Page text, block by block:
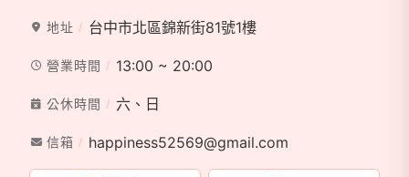
地址 台中市北區錦新街81號1樓
營業時間 13:00 ~ 20:00
公休時間 六、日
信箱 happiness52569@gmail.com